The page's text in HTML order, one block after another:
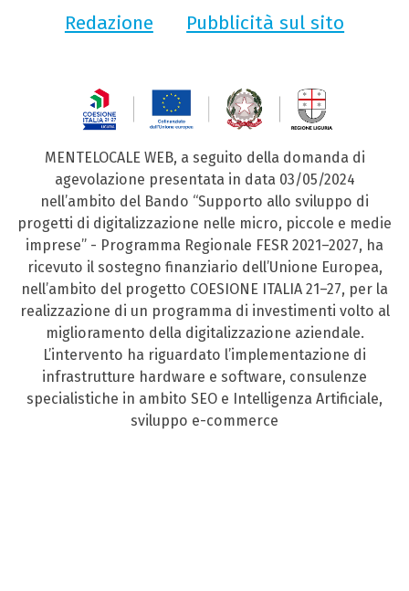
Redazione
Pubblicità sul sito
MENTELOCALE WEB, a seguito della domanda di
agevolazione presentata in data 03/05/2024
nell’ambito del Bando “Supporto allo sviluppo di
progetti di digitalizzazione nelle micro, piccole e medie
imprese” - Programma Regionale FESR 2021–2027, ha
ricevuto il sostegno finanziario dell’Unione Europea,
nell’ambito del progetto COESIONE ITALIA 21–27, per la
realizzazione di un programma di investimenti volto al
miglioramento della digitalizzazione aziendale.
L’intervento ha riguardato l’implementazione di
infrastrutture hardware e software, consulenze
specialistiche in ambito SEO e Intelligenza Artificiale,
sviluppo e-commerce